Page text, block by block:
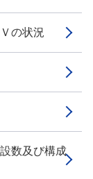
の状況
数及び構成